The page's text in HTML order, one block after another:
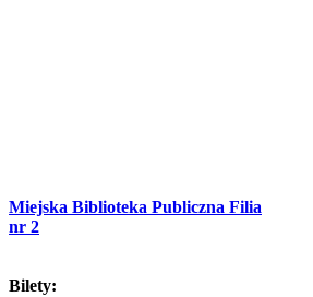
Miejska Biblioteka Publiczna Filia
nr 2
Bilety: